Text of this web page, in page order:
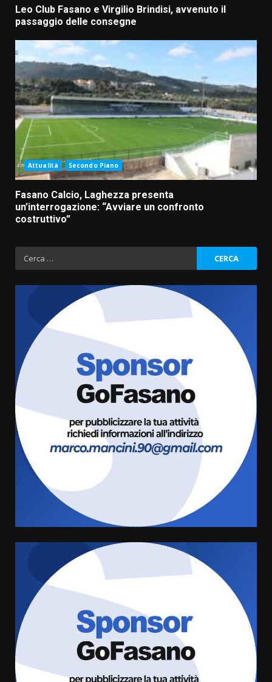
Leo Club Fasano e Virgilio Brindisi, avvenuto il
passaggio delle consegne
Attualità Secondo Piano
Fasano Calcio, Laghezza presenta
un’interrogazione: “Avviare un confronto
costruttivo”
Ricerca
per:
Fasanese ferito a colpi di arma
da fuoco
6 Agosto 2026 18:13
Carta d’identità: continua il piano
di aperture straordinarie del
Comune di Fasano
cittadina di Fratelli d’Italia,
pronta a tornare in Consiglio
comunale
6 Agosto 2026 08:00
Cura dei beni comuni e
cittadinanza attiva: online
l’avviso per la gestione
condivisa della Villetta di
Laureto